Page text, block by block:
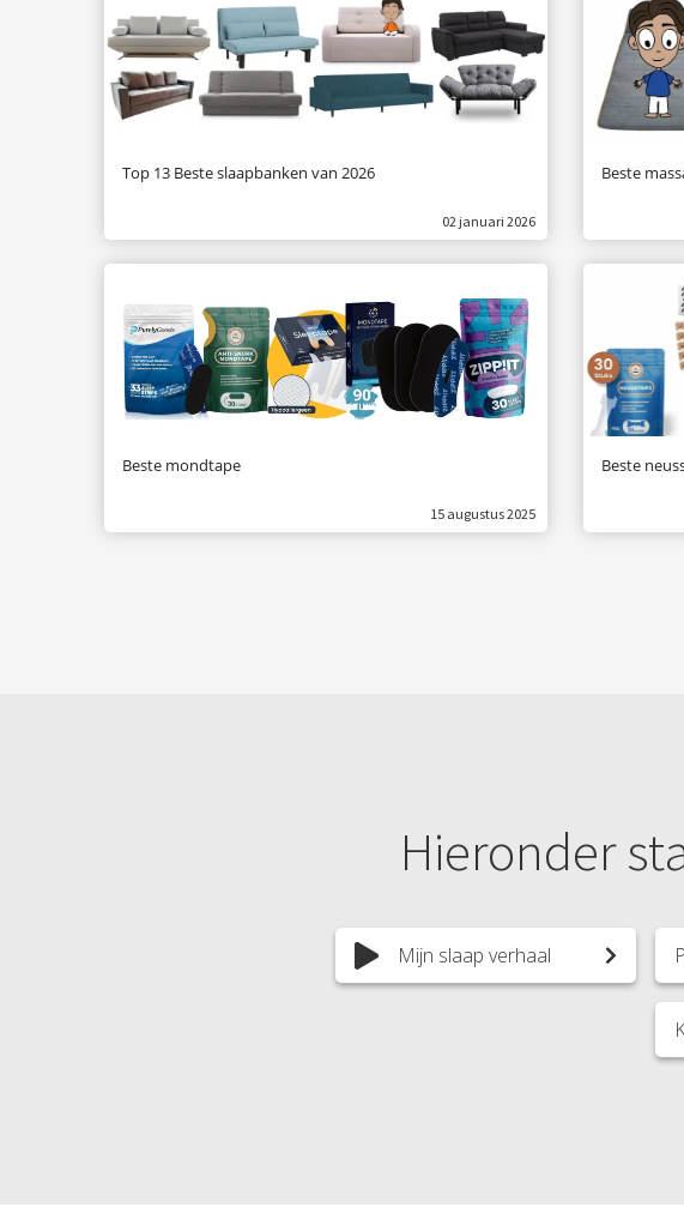
Top 13 Beste slaapbanken van 2026
02 januari 2026
Beste
Beste mondtape
15 augustus 2025
Beste
Hieronder
Mijn slaap verhaal